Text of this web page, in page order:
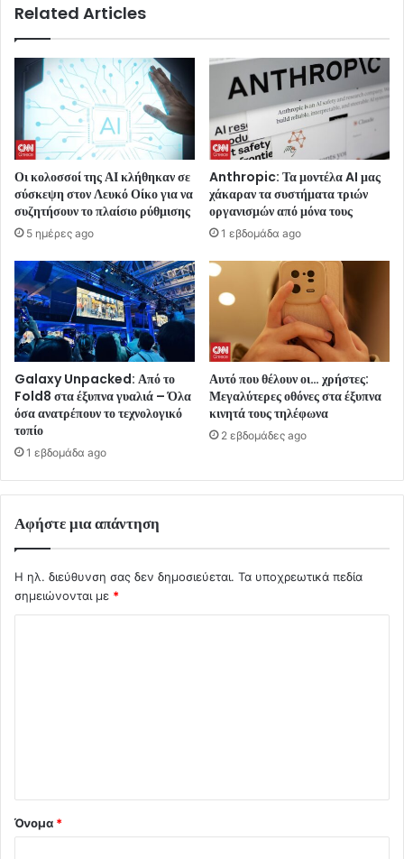
Related Articles
Οι κολοσσοί της ΑΙ κλήθηκαν σε
σύσκεψη στον Λευκό Οίκο για να
συζητήσουν το πλαίσιο ρύθμισης
5 ημέρες ago
Anthropic: Τα μοντέλα AI μας
χάκαραν τα συστήματα τριών
οργανισμών από μόνα τους
1 εβδομάδα ago
Galaxy Unpacked: Από το
Fold8 στα έξυπνα γυαλιά – Όλα
όσα ανατρέπουν το τεχνολογικό
τοπίο
1 εβδομάδα ago
Αυτό που θέλουν οι… χρήστες:
Μεγαλύτερες οθόνες στα έξυπνα
κινητά τους τηλέφωνα
2 εβδομάδες ago
Αφήστε μια απάντηση
Η ηλ. διεύθυνση σας δεν δημοσιεύεται. Τα υποχρεωτικά πεδία
σημειώνονται με *
Όνομα *